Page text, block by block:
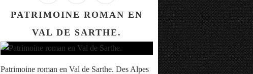
PATRIMOINE ROMAN EN
VAL DE SARTHE.
Patrimoine roman en Val de Sarthe. Des Alpes